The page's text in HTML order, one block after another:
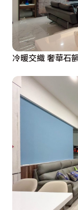
2間衛浴整體翻
缸打除，重新做
設計概念文字為
冷暖交織 奢華石